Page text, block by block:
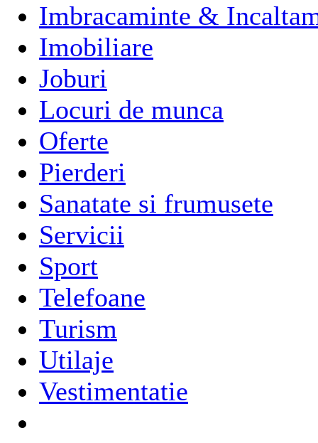
Imbracaminte &
Imobiliare
Joburi
Locuri de munca
Oferte
Pierderi
Sanatate si frumusete
Servicii
Sport
Telefoane
Turism
Utilaje
Vestimentatie